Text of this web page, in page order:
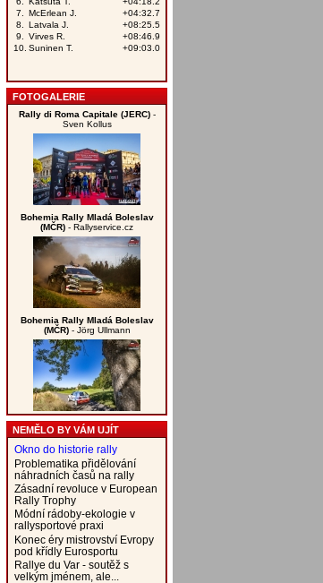
FOTOGALERIE
Rally di Roma Capitale (JERC)-
Sven Kollus
Bohemia Rally Mladá Boleslav
(MČR) - Rallyservice.cz
Bohemia Rally Mladá Boleslav
(MČR)- Jörg Ullmann
NEMĚLO BY VÁM UJÍT
Okno do historie rally
Problematika přidělování
náhradních časů na rally
Zásadní revoluce v European
Rally Trophy
Módní rádoby-ekologie v
rallysportové praxi
Konec éry mistrovství Evropy
pod křídly Eurosportu
Rallye du Var - soutěž s
velkým jménem, ale...